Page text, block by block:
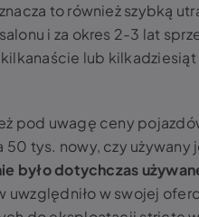
to również szybką
i za okres 2-3 lat
lub
pod uwagę ceny
50 tys. nowy, czy używany
było dotychczas
uwzględniło w swojej